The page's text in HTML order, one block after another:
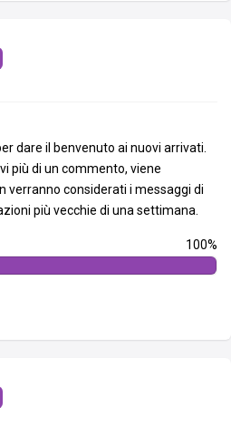
dare il benvenuto ai nuovi arrivati.
più di un commento, viene
verranno considerati i messaggi di
più vecchie di una settimana.
100%